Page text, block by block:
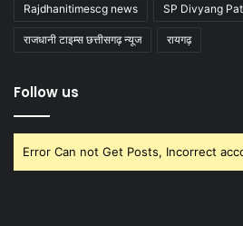
Rajdhanitimescg news SP Divyang
राजधानी टाइम्स छत्तीसगढ़ न्यूज रायगढ़
Follow us
Error Can not Get Posts, Incorrect